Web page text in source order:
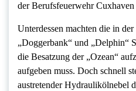
der Berufsfeuerwehr
Unterdessen machten die in
„Doggerbank“ und „Delphin“
die Besatzung der „Ozean“
aufgeben muss. Doch schnell
austretender Hydraulikölnebel